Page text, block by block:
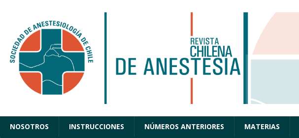
NOSOTROS INSTRUCCIONES NÚMEROS ANTERIORES MATERIAS